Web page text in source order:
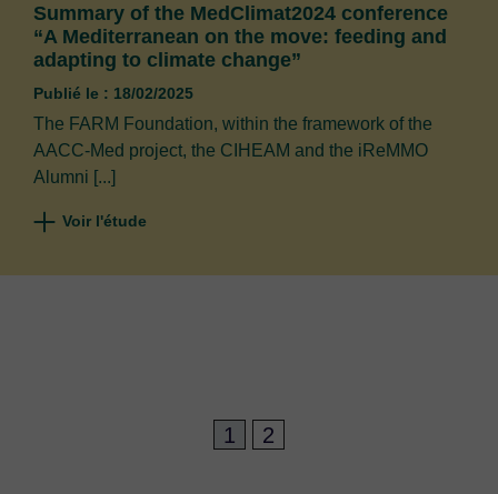
Summary of the MedClimat2024 conference
“A Mediterranean on the move: feeding and
adapting to climate change”
Publié le : 18/02/2025
The FARM Foundation, within the framework of the
AACC-Med project, the CIHEAM and the iReMMO
Alumni [...]
Voir l'étude
1 2